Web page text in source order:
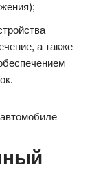
а также